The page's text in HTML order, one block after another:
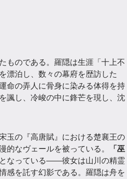
ものである。羅隠は生涯「十上不
漂泊し、数々の幕府を歴訪した
命の弄人に骨身に染みる体得を持
諷し、冷峻の中に鋒芒を現し、沈
玉の『高唐賦』における楚襄王の
的なヴェールを被っている。
「巫
なっている——彼女は山川の精霊
感を託す幻影である。羅隠は舟を